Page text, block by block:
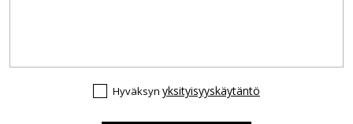
Hyväksyn yksityisyyskäytäntö